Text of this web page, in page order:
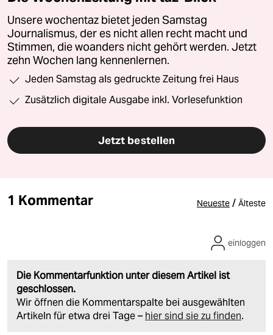
Unsere wochentaz bietet jeden Samstag
Journalismus, der es nicht allen recht macht und
Stimmen, die woanders nicht gehört werden. Jetzt
zehn Wochen lang kennenlernen.
Jeden Samstag als gedruckte Zeitung frei Haus
Zusätzlich digitale Ausgabe inkl. Vorlesefunktion
Jetzt bestellen
1 Kommentar Neueste / Älteste
Die Kommentarfunktion unter diesem Artikel ist
geschlossen.
Wir öffnen die Kommentarspalte bei ausgewählten
Artikeln für etwa drei Tage – hier sind sie zu finden.
einloggen